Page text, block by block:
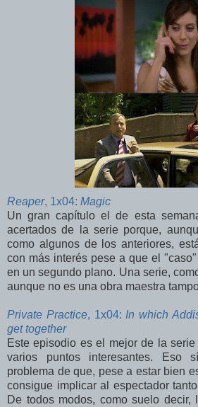
Reaper, 1x04: Magic
Un gran capítulo el de esta
acertados de la serie porque,
como algunos de los anteriores,
con más interés pese a que el
en un segundo plano. Una serie,
aunque no es una obra maestra
Private Practice, 1x04: In which
get together
Este episodio es el mejor de la
varios puntos interesantes. Eso
problema de que, pese a estar bien
consigue implicar al espectador
De todos modos, como suelo